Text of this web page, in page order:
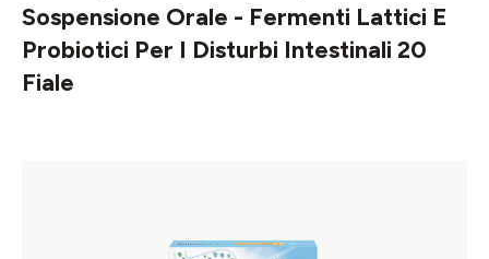
Sospensione Orale - Fermenti Lattici E
Probiotici Per I Disturbi Intestinali 20
Fiale